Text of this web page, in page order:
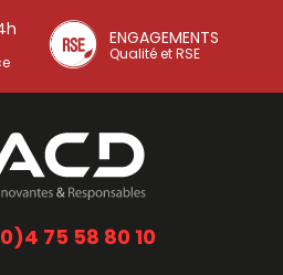
ENGAGEMENTS
Qualité et RSE
75 58 80 10